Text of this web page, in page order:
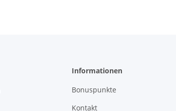
Informationen
Bonuspunkte
Kontakt